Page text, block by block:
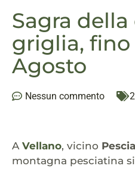
Sagra
griglia, fino
Agosto
Nessun commento
A Vellano, vicino Pescia
montagna pesciatina si